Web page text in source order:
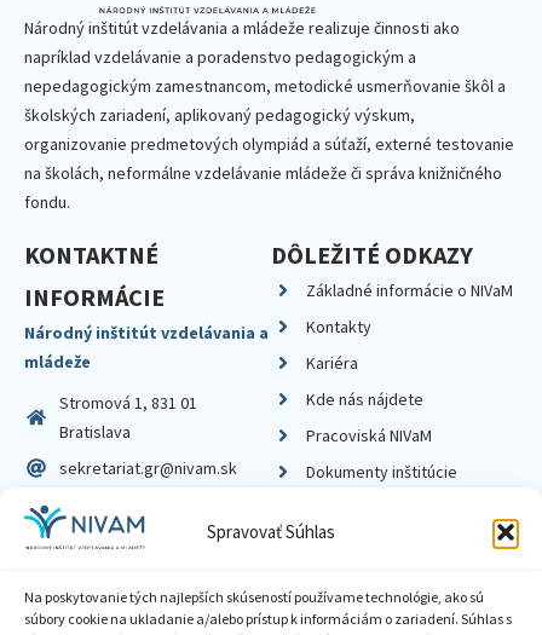
Spravovať Súhlas
Na poskytovanie tých najlepších skúseností používame technológie, ako sú
súbory cookie na ukladanie a/alebo prístup k informáciám o zariadení. Súhlas s
Národný inštitút vzdelávania a mládeže realizuje činnosti ako
napríklad vzdelávanie a poradenstvo pedagogickým a
nepedagogickým zamestnancom, metodické usmerňovanie škôl a
školských zariadení, aplikovaný pedagogický výskum,
organizovanie predmetových olympiád a súťaží, externé testovanie
na školách, neformálne vzdelávanie mládeže či správa knižničného
fondu.
KONTAKTNÉ
INFORMÁCIE
Národný inštitút vzdelávania a
mládeže
Stromová 1, 831 01
Bratislava
sekretariat.gr@nivam.sk
IČO: 00164348
DIČ: 2020798714
DÔLEŽITÉ ODKAZY
Základné informácie o NIVaM
Kontakty
Kariéra
Kde nás nájdete
Pracoviská NIVaM
Dokumenty inštitúcie